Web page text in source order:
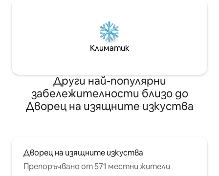
Климатик
Други най-популярни
забележителности близо до
Дворец на изящните изкуства
Дворец на изящните изкуства
Препоръчвано от 571 местни жители